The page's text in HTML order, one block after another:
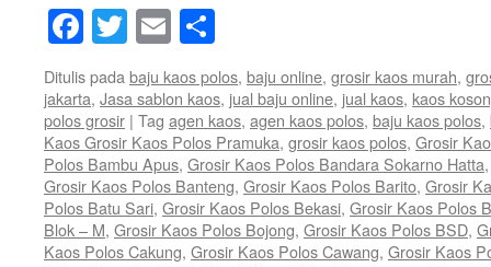
Facebook
Twitter
Email
Ditulis pada baju kaos polos, baju online, grosir kaos murah,
jakarta, Jasa sablon kaos, jual baju online, jual kaos, kaos
polos grosir | Tag agen kaos, agen kaos polos, baju kaos polos,
Kaos Grosir Kaos Polos Pramuka, grosir kaos polos, Grosir
Polos Bambu Apus, Grosir Kaos Polos Bandara Sokarno Hatta
Grosir Kaos Polos Banteng, Grosir Kaos Polos Barito, Grosir
Polos Batu Sari, Grosir Kaos Polos Bekasi, Grosir Kaos Polos
Blok – M, Grosir Kaos Polos Bojong, Grosir Kaos Polos BSD,
Kaos Polos Cakung, Grosir Kaos Polos Cawang, Grosir Kaos